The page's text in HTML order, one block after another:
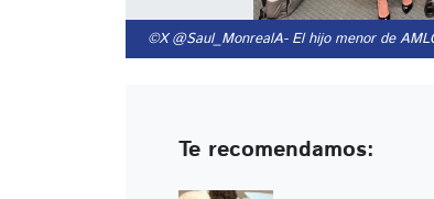
©X @Saul_MonrealA- El hijo menor de
Te recomendamos: